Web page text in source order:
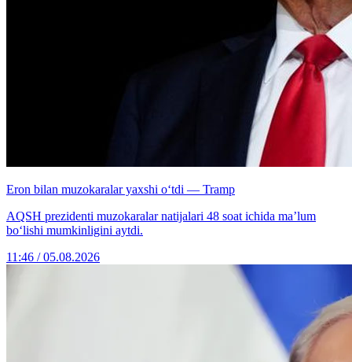
Eron bilan muzokaralar yaxshi o‘tdi — Tramp
AQSH prezidenti muzokaralar natijalari 48 soat ichida ma’lum
bo‘lishi mumkinligini aytdi.
11:46 / 05.08.2026